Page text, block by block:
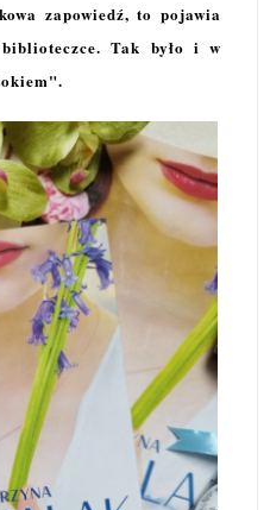
zapowiedź, to pojawia
Tak było i w